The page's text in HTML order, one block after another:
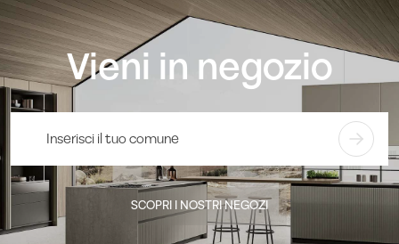
Vieni in negozio
SCOPRI I NOSTRI NEGOZI